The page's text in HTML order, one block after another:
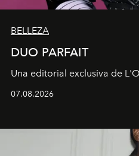
BELLEZA
DUO PARFAIT
Una editorial exclusiva de
07.08.2026